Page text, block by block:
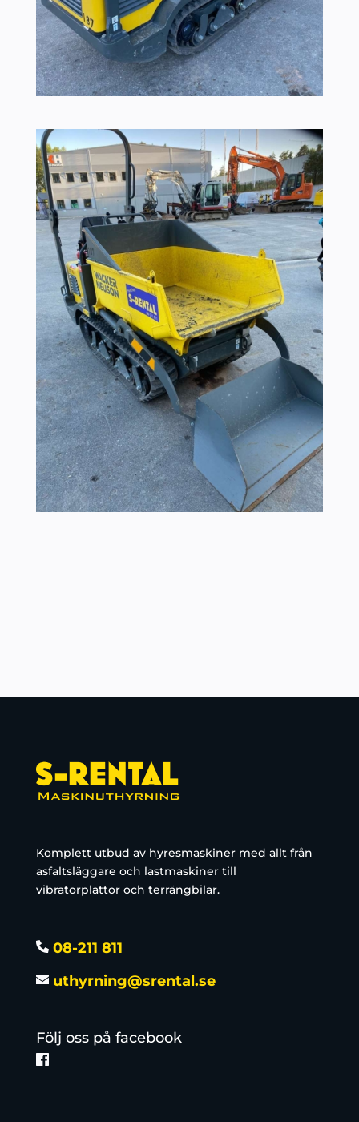
Komplett utbud av hyresmaskiner med allt från
asfaltsläggare och lastmaskiner till
vibratorplattor och terrängbilar.
08-211 811
uthyrning@srental.se
Följ oss på facebook